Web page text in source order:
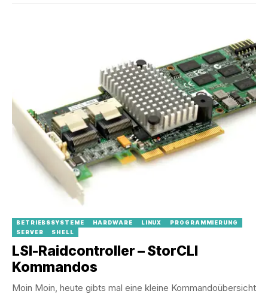
BETRIEBSSYSTEME HARDWARE LINUX
PROGRAMMIERUNG
SERVER
SHELL
LSI-Raidcontroller – StorCLI
Kommandos
Moin Moin, heute gibts mal eine kleine Kommandoübersicht